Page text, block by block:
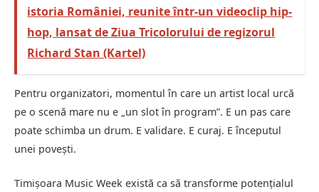
istoria României, reunite într-un videoclip hip-
hop, lansat de Ziua Tricolorului de regizorul
Richard Stan (Kartel)
Pentru organizatori, momentul în care un artist local urcă
pe o scenă mare nu e „un slot în program”. E un pas care
poate schimba un drum. E validare. E curaj. E începutul
unei povești.
Timișoara Music Week există ca să transforme potențialul